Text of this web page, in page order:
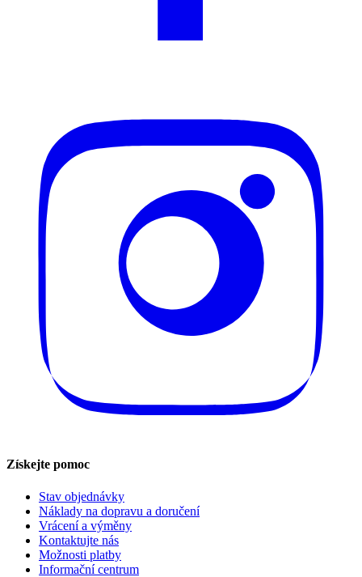
Získejte pomoc
Stav objednávky
Náklady na dopravu a doručení
Vrácení a výměny
Kontaktujte nás
Možnosti platby
Informační centrum